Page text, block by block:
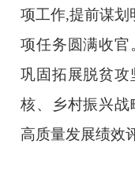
项工作,提前谋划
项任务圆满收官
巩固拓展脱贫
核、乡村振兴战
高质量发展绩效